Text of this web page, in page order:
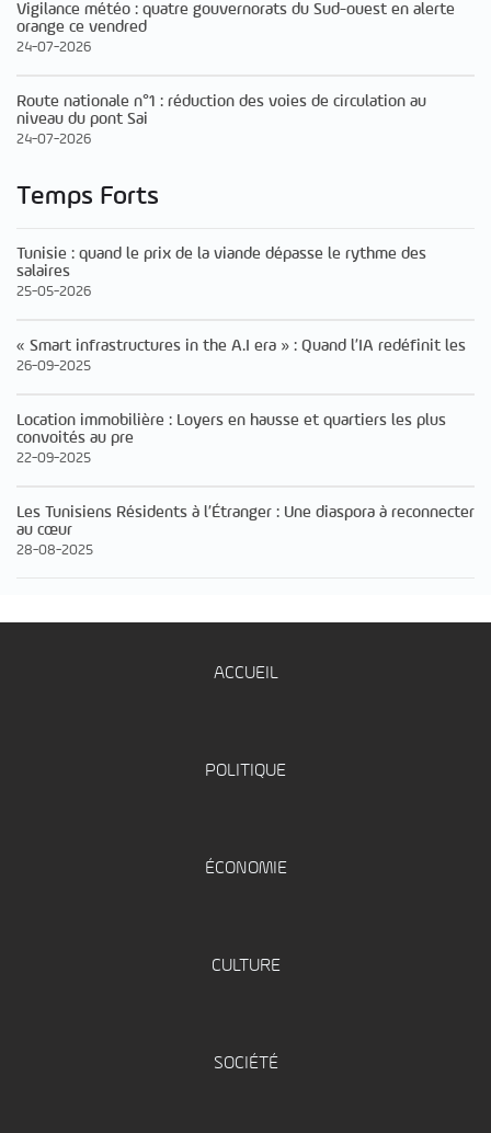
Vigilance météo : quatre gouvernorats du Sud-ouest en alerte
orange ce vendred
24-07-2026
Route nationale n°1 : réduction des voies de circulation au
niveau du pont Sai
24-07-2026
Temps Forts
Tunisie : quand le prix de la viande dépasse le rythme des
salaires
25-05-2026
« Smart infrastructures in the A.I era » : Quand l’IA redéfinit les
26-09-2025
Location immobilière : Loyers en hausse et quartiers les plus
convoités au pre
22-09-2025
Les Tunisiens Résidents à l’Étranger : Une diaspora à reconnecter
au cœur
28-08-2025
ACCUEIL
POLITIQUE
ÉCONOMIE
CULTURE
SOCIÉTÉ